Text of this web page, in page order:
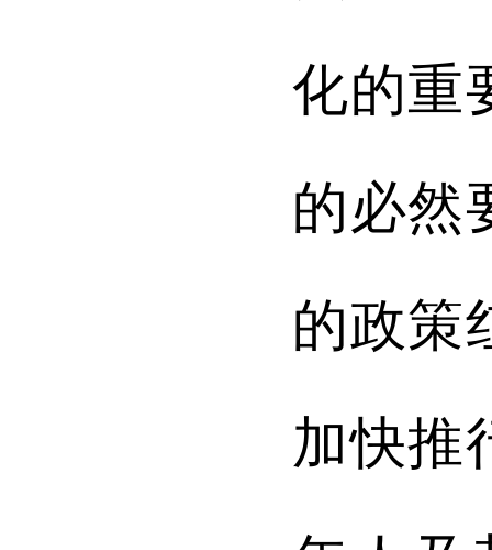
化的重
的必然
的政策
加快推